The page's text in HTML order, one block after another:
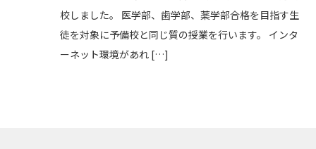
校しました。 医学部、歯学部、薬学部合格を目指す生
徒を対象に予備校と同じ質の授業を行います。 インタ
ーネット環境があれ […]